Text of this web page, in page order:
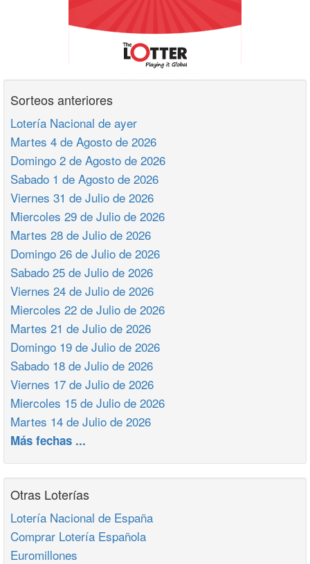
Sorteos anteriores
Lotería Nacional de ayer
Martes 4 de Agosto de 2026
Domingo 2 de Agosto de 2026
Sabado 1 de Agosto de 2026
Viernes 31 de Julio de 2026
Miercoles 29 de Julio de 2026
Martes 28 de Julio de 2026
Domingo 26 de Julio de 2026
Sabado 25 de Julio de 2026
Viernes 24 de Julio de 2026
Miercoles 22 de Julio de 2026
Martes 21 de Julio de 2026
Domingo 19 de Julio de 2026
Sabado 18 de Julio de 2026
Viernes 17 de Julio de 2026
Miercoles 15 de Julio de 2026
Martes 14 de Julio de 2026
Más fechas ...
Otras Loterías
Lotería Nacional de España
Comprar Lotería Española
Euromillones